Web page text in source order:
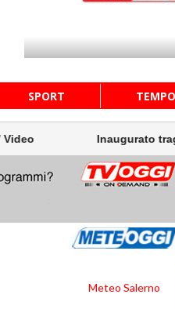
SPORT
Inaugurato traghetto
Meteo Salerno